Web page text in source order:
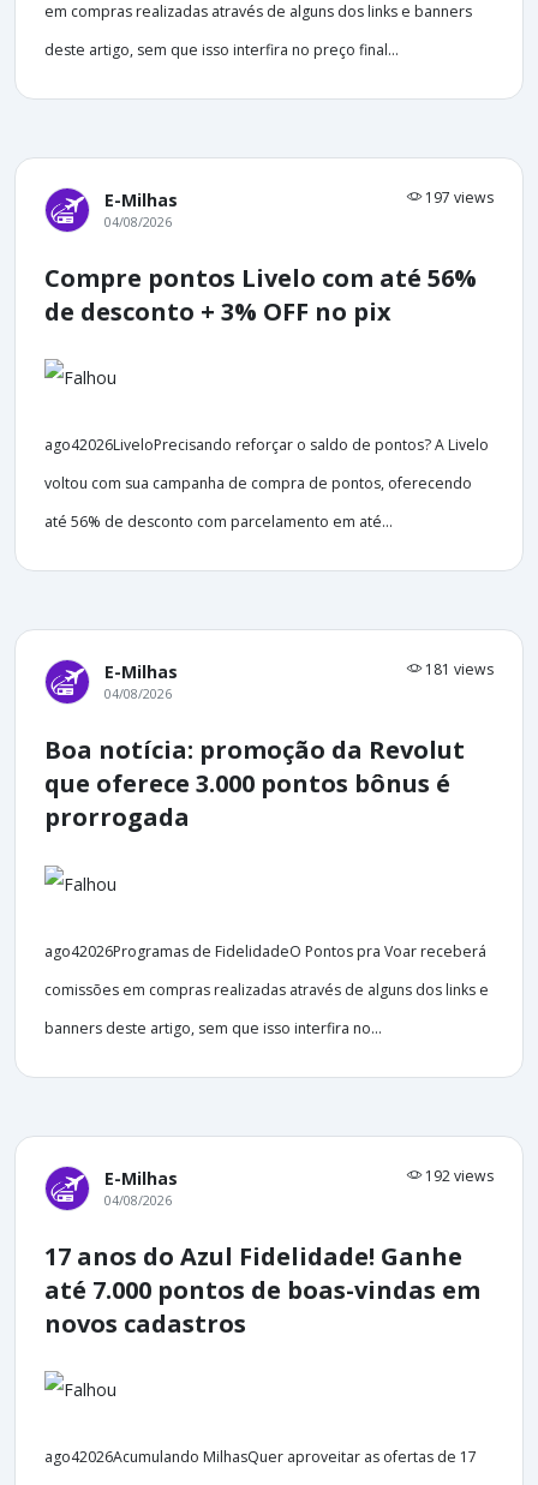
em compras realizadas através de alguns dos links e banners
deste artigo, sem que isso interfira no preço final...
E-Milhas 197 views
04/08/2026
Compre pontos Livelo com até 56%
de desconto + 3% OFF no pix
ago42026LiveloPrecisando reforçar o saldo de pontos? A Livelo
voltou com sua campanha de compra de pontos, oferecendo
até 56% de desconto com parcelamento em até...
E-Milhas 181 views
04/08/2026
Boa notícia: promoção da Revolut
que oferece 3.000 pontos bônus é
prorrogada
ago42026Programas de FidelidadeO Pontos pra Voar receberá
comissões em compras realizadas através de alguns dos links e
banners deste artigo, sem que isso interfira no...
E-Milhas 192 views
04/08/2026
17 anos do Azul Fidelidade! Ganhe
até 7.000 pontos de boas-vindas em
novos cadastros
ago42026Acumulando MilhasQuer aproveitar as ofertas de 17